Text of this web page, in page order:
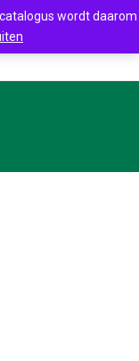
wordt daarom